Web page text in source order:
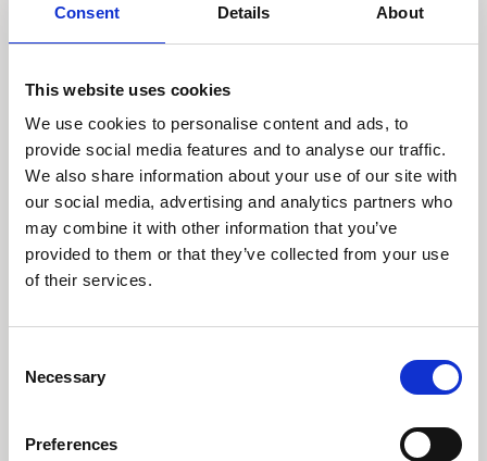
Consent Details About
This website uses cookies
We use cookies to personalise content and ads, to
provide social media features and to analyse our traffic.
We also share information about your use of our site with
our social media, advertising and analytics partners who
may combine it with other information that you’ve
provided to them or that they’ve collected from your use
of their services.
Selection
Necessary
Preferences
17 oktober 2025
Oktober 2025 - C
WorldWide Update
Tim Kristiansen, direktør fonde, deler vores syn
på, hvordan de globale markeder i stigende grad
præges af en K-formet økonomi – hvor nogle
sektorer accelererer, mens andre møder
modvind.